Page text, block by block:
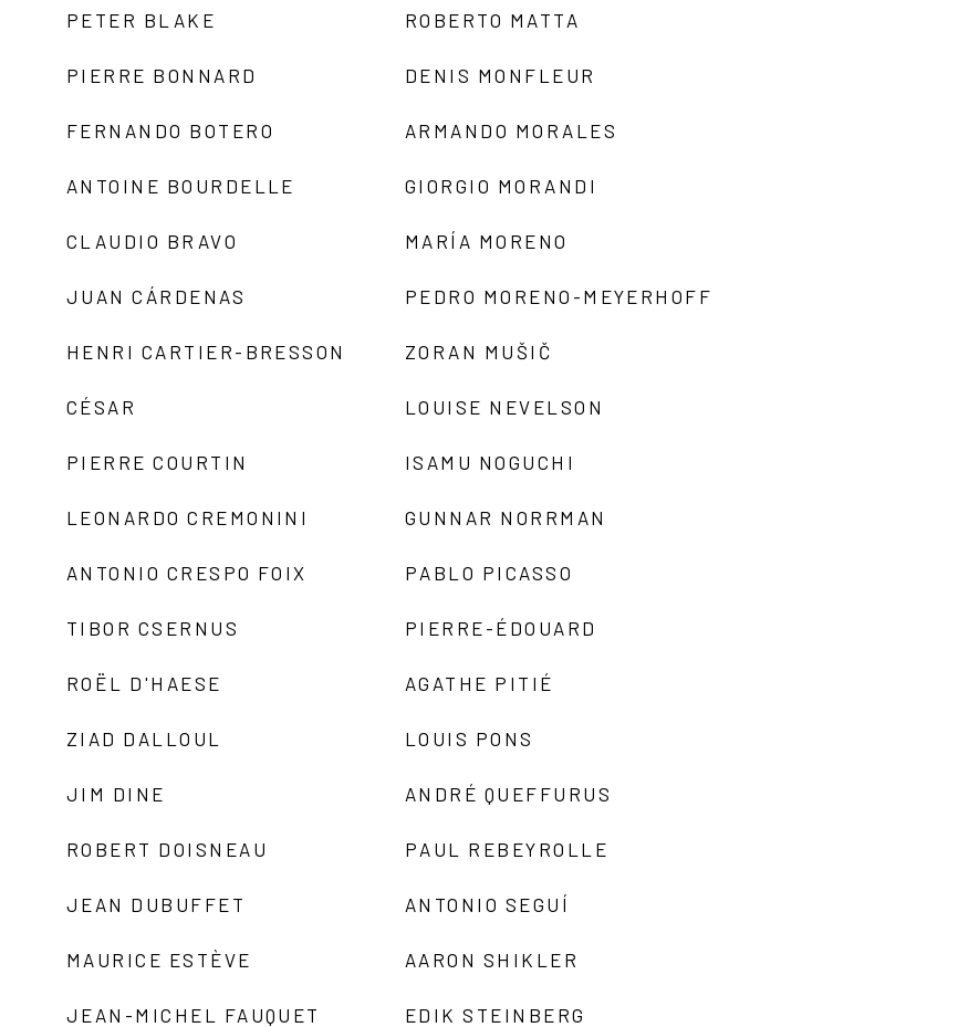
PETER BLAKE
PIERRE BONNARD
FERNANDO BOTERO
ANTOINE BOURDELLE
CLAUDIO BRAVO
JUAN CÁRDENAS
HENRI CARTIER-BRESSON
CÉSAR
PIERRE COURTIN
LEONARDO CREMONINI
ANTONIO CRESPO FOIX
TIBOR CSERNUS
ROËL D'HAESE
ZIAD DALLOUL
JIM DINE
ROBERT DOISNEAU
JEAN DUBUFFET
MAURICE ESTÈVE
JEAN-MICHEL FAUQUET
ROBERTO MATTA
DENIS MONFLEUR
ARMANDO MORALES
GIORGIO MORANDI
MARÍA MORENO
PEDRO MORENO-MEYERHOFF
ZORAN MUŠIČ
LOUISE NEVELSON
ISAMU NOGUCHI
GUNNAR NORRMAN
PABLO PICASSO
PIERRE-ÉDOUARD
AGATHE PITIÉ
LOUIS PONS
ANDRÉ QUEFFURUS
PAUL REBEYROLLE
ANTONIO SEGUÍ
AARON SHIKLER
EDIK STEINBERG